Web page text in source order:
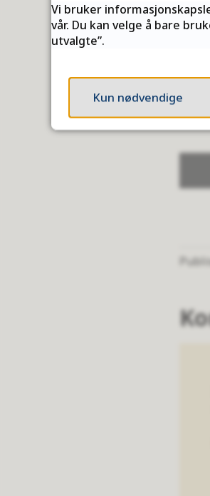
Vi bruker
vår. Du kan velge å bare
utvalgte”.
Kun nødvendige